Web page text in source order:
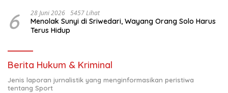
6 28 Juni 2026 5457 Lihat
Menolak Sunyi di Sriwedari, Wayang Orang Solo Harus
Terus Hidup
Berita Hukum & Kriminal
Jenis laporan jurnalistik yang menginformasikan peristiwa
tentang Sport